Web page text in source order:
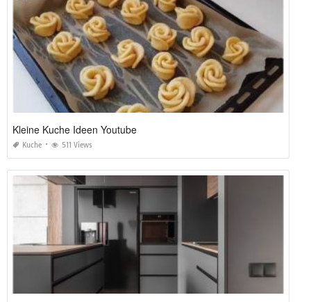
Kleine Kuche Ideen Youtube
Kuche 511 Views